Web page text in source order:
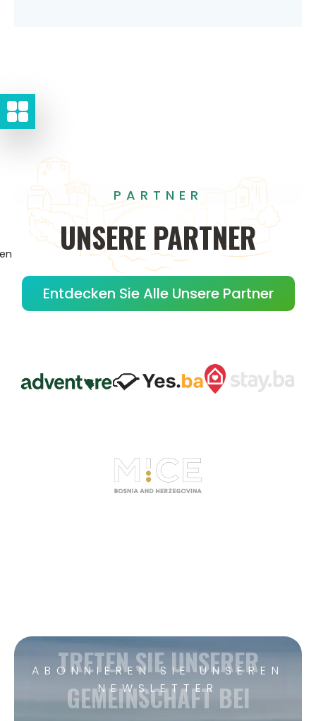
PARTNER
UNSERE PARTNER
Entdecken Sie Alle Unsere Partner
ABONNIEREN SIE UNSEREN
NEWSLETTER
TRETEN SIE UNSERER
GEMEINSCHAFT BEI